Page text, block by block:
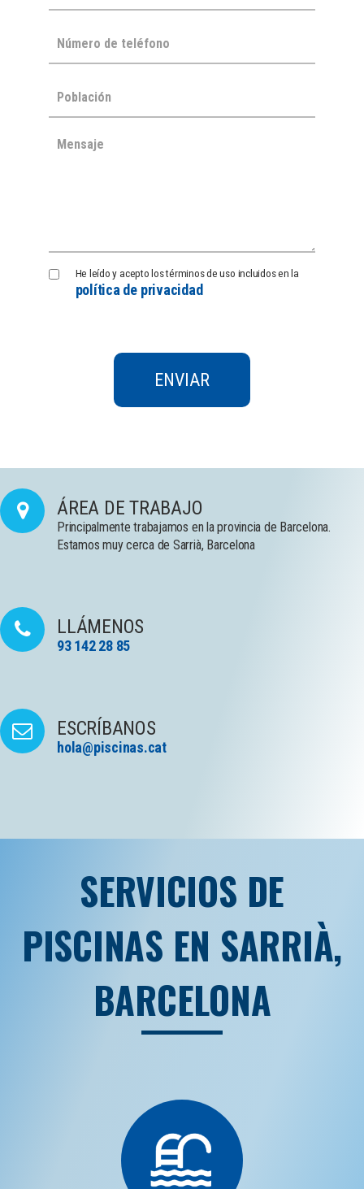
PolíticaHe leído y acepto los términos de uso incluidos en la
política de privacidad
ÁREA DE TRABAJO
Principalmente trabajamos en la provincia de Barcelona.
Estamos muy cerca de Sarrià, Barcelona
LLÁMENOS
93 142 28 85
ESCRÍBANOS
hola@piscinas.cat
SERVICIOS DE
PISCINAS EN SARRIÀ,
BARCELONA